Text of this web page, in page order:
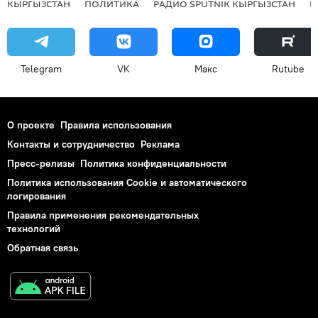
КЫРГЫЗСТАН ПОЛИТИКА РАДИО SPUTNIK КЫРГЫЗСТАН
Telegram VK Макс Rutube
О проекте Правила использования
Контакты и сотрудничество Реклама
Пресс-релизы Политика конфиденциальности
Политика использования Cookie и автоматического
логирования
Правила применения рекомендательных
технологий
Обратная связь